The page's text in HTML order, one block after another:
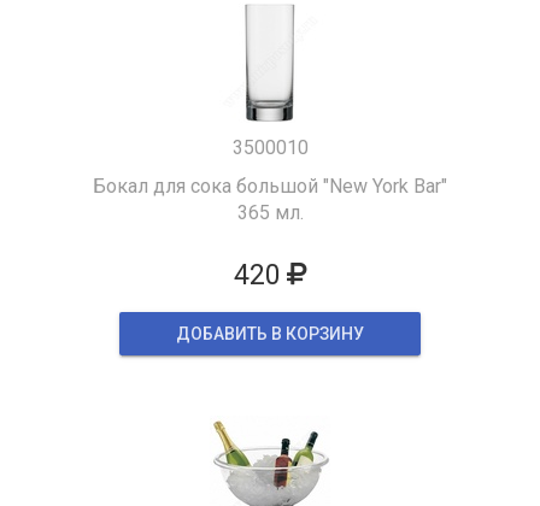
3500010
Бокал для сока большой "New York Bar"
365 мл.
420
ДОБАВИТЬ В КОРЗИНУ